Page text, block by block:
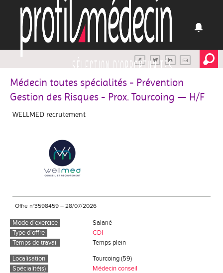
Médecin toutes spécialités - Prévention
Gestion des Risques - Prox. Tourcoing — H/F
WELLMED recrutement
Offre n°3598459 – 28/07/2026
Mode d'exercice
Salarié
Type d'offre
CDI
Temps de travail
Temps plein
Localisation
Tourcoing (59)
Spécialité(s)
Médecin conseil